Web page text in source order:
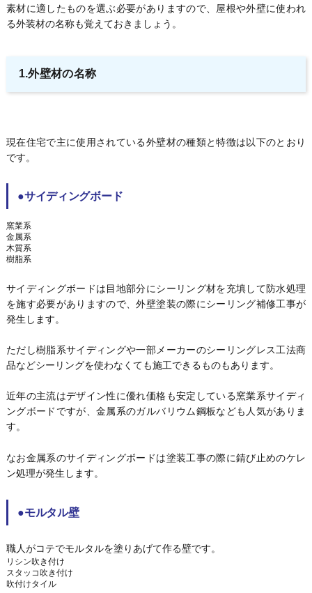
素材に適したものを選ぶ必要がありますので、屋根や外壁に使われ
る外装材の名称も覚えておきましょう。
1.外壁材の名称
現在住宅で主に使用されている外壁材の種類と特徴は以下のとおり
です。
●サイディングボード
窯業系
金属系
木質系
樹脂系
サイディングボードは目地部分にシーリング材を充填して防水処理
を施す必要がありますので、外壁塗装の際にシーリング補修工事が
発生します。
ただし樹脂系サイディングや一部メーカーのシーリングレス工法商
品などシーリングを使わなくても施工できるものもあります。
近年の主流はデザイン性に優れ価格も安定している窯業系サイディ
ングボードですが、金属系のガルバリウム鋼板なども人気がありま
す。
なお金属系のサイディングボードは塗装工事の際に錆び止めのケレ
ン処理が発生します。
●モルタル壁
職人がコテでモルタルを塗りあげて作る壁です。
リシン吹き付け
スタッコ吹き付け
吹付けタイル